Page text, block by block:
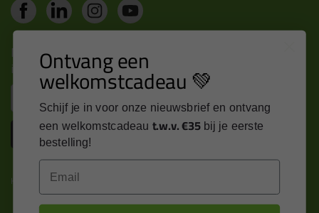
Nieuws, tips en exclusieve deals rechtstreeks in je
inbox
Inschrijven
Kitcentrum is trots op:
Ontvang een
welkomstcadeau 💚
Schijf je in voor onze nieuwsbrief en ontvang
een welkomstcadeau t.w.v. €35 bij je eerste
bestelling!
Email